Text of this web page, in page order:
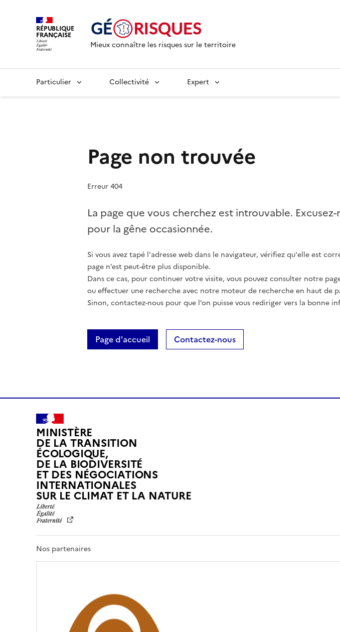
RÉPUBLIQUE
FRANÇAISE
Mieux connaître les risques sur le territoire
Particulier Collectivité Expert
Page non trouvée
Erreur 404
La page que vous cherchez est introuvable. Excusez-
pour la gêne occasionnée.
Si vous avez tapé l'adresse web dans le navigateur, vérifiez qu'elle est
page n’est peut-être plus disponible.
Dans ce cas, pour continuer votre visite, vous pouvez consulter notre
ou effectuer une recherche avec notre moteur de recherche en haut de
Sinon, contactez-nous pour que l’on puisse vous rediriger vers la bonne
Page d'accueil Contactez-nous
MINISTÈRE
DE LA TRANSITION
ÉCOLOGIQUE,
DE LA BIODIVERSITÉ
ET DES NÉGOCIATIONS
INTERNATIONALES
SUR LE CLIMAT ET LA NATUREL
R
É
Nos partenaires